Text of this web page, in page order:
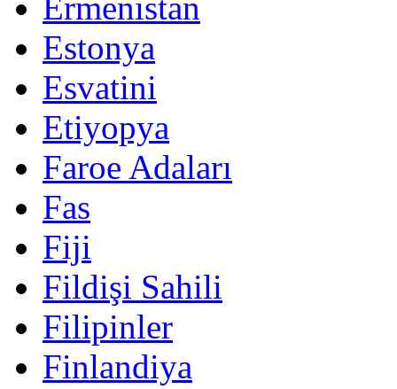
Estonya
Esvatini
Etiyopya
Faroe Adaları
Fas
Fiji
Fildişi Sahili
Filipinler
Finlandiya